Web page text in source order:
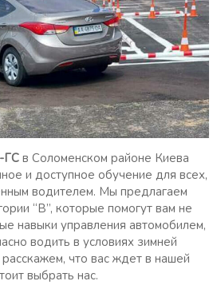
ГС в Соломенском районе Киева
и доступное обучение для всех,
водителем. Мы предлагаем
“B”, которые помогут вам не
навыки управления автомобилем,
водить в условиях зимней
что вас ждет в нашей
выбрать нас.